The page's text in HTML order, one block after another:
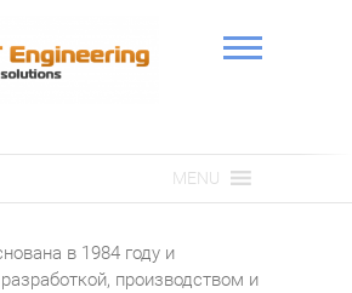
MENU
в 1984 году и
производством и